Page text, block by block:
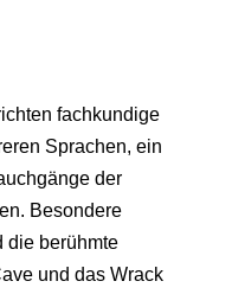
fachkundige
Sprachen, ein
der
Besondere
die berühmte
und das Wrack